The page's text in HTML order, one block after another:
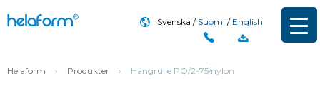
Svenska Suomi English
Helaform › Produkter › Hängrulle PO/2-75/nylon